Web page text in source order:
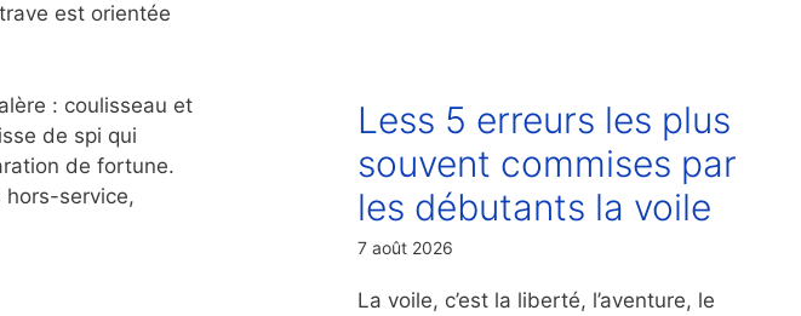
est orientée
: coulisseau et
de spi qui
de fortune.
hors-service,
Less 5 erreurs les plus
souvent commises par
les débutants la voile
7 août 2026
La voile, c’est la liberté, l’aventure, le